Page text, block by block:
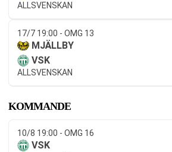
ALLSVENSKAN
17/7 19:00 - OMG 13
MJÄLLBY
VSK
ALLSVENSKAN
KOMMANDE
10/8 19:00 - OMG 16
VSK